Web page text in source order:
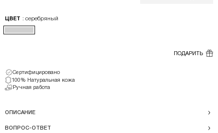
ЦВЕТ : серебряный
ПОДАРИТЬ
Сертифицировано
100% Натуральная кожа
Ручная работа
ОПИСАНИЕ
ВОПРОС-ОТВЕТ